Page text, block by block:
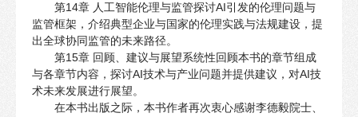
第14章 人工智能伦理与监管探讨AI引发的伦理问题与
监管框架，介绍典型企业与国家的伦理实践与法规建设，提
出全球协同监管的未来路径。
第15章 回顾、建议与展望系统性回顾本书的章节组成
与各章节内容，探讨AI技术与产业问题并提供建议，对AI技
术未来发展进行展望。
在本书出版之际，本书作者再次衷心感谢李德毅院士、